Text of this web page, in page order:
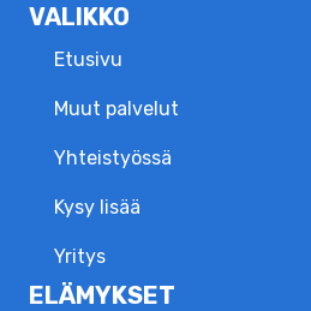
VALIKKO
Etusivu
Muut palvelut
Yhteistyössä
Kysy lisää
Yritys
ELÄMYKSET